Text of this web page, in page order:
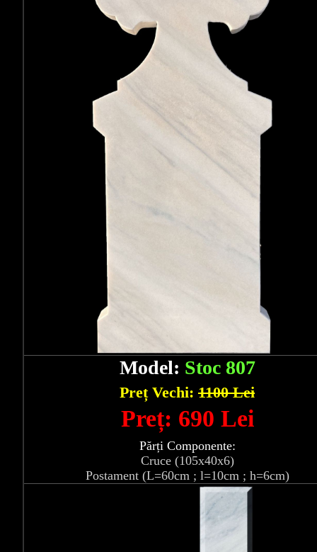
Model: Stoc 807
Preț Vechi: 1100 Lei
Preț: 690 Lei
Părți Componente:
Cruce (105x40x6)
Postament (L=60cm ; l=10cm ; h=6cm)